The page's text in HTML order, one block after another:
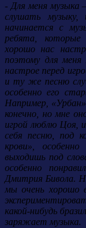
- Для меня музыка
слушать музыку,
начинается с
ребята,
хорошо нас
поэтому для
настрое перед
и ту же песню
особенно его
Например,
конечно, но мне
игрой люблю Цоя,
себя песню, под
крови»,
выходишь под
особенно
Дмитрия Бивола.
мы очень хорошо
какой-нибудь
заряжает музыка.